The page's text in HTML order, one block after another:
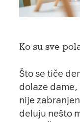
Ko su sve
Što se tiče
dolaze
nije
deluju nešto